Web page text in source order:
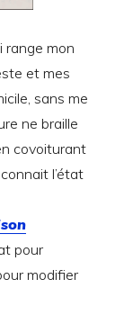
range mon
et mes
sans me
ne braille
covoiturant
l’état
pour
modifier